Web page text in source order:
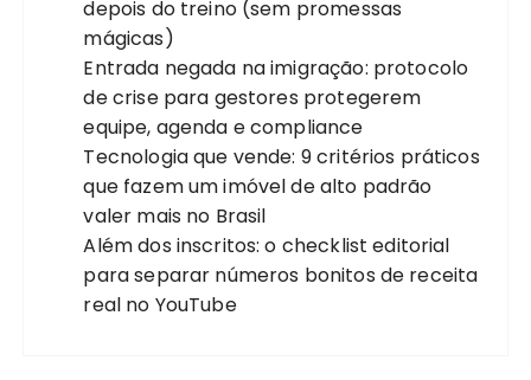
depois do treino (sem promessas
mágicas)
Entrada negada na imigração: protocolo
de crise para gestores protegerem
equipe, agenda e compliance
Tecnologia que vende: 9 critérios práticos
que fazem um imóvel de alto padrão
valer mais no Brasil
Além dos inscritos: o checklist editorial
para separar números bonitos de receita
real no YouTube